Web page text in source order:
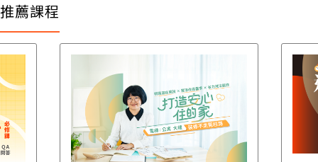
推薦課程